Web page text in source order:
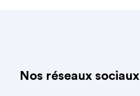
Nos réseaux sociaux